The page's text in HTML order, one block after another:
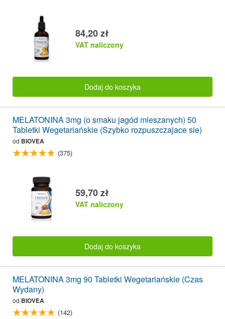
84,20 zł
VAT naliczony
Dodaj do koszyka
MELATONINA 3mg (o smaku jagód mieszanych) 50
Tabletki Wegetariańskie (Szybko rozpuszczajace sie)
od BIOVEA
(375)
59,70 zł
VAT naliczony
Dodaj do koszyka
MELATONINA 3mg 90 Tabletki Wegetariańskie (Czas
Wydany)
od BIOVEA
(142)